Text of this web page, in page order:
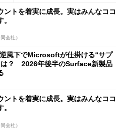
ントを着実に成長。実はみんなココ
会社）
風下でMicrosoftが仕掛ける“サプ
は？ 2026年後半のSurface新製品
ントを着実に成長。実はみんなココ
会社）